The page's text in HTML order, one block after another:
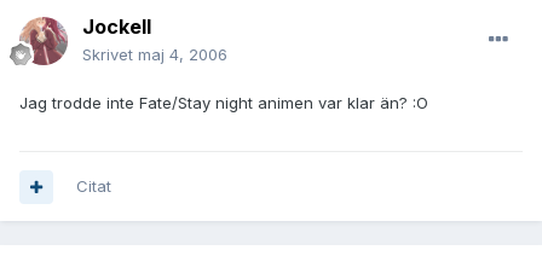
JockeII
Skrivet maj 4, 2006
Jag trodde inte Fate/Stay night animen var klar än? :O
Citat